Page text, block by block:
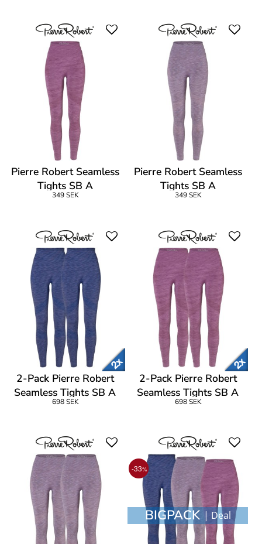
Pierre Robert Seamless
Tights SB A
349 SEK
Pierre Robert Seamless
Tights SB A
349 SEK
2-Pack Pierre Robert
Seamless Tights SB A
698 SEK
2-Pack Pierre Robert
Seamless Tights SB A
698 SEK
-33%
BIGPACK | Deal